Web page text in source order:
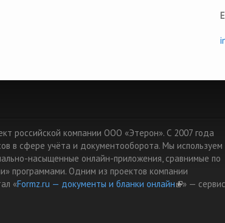
российской компании ООО «Этерон». С 2007 года
в сфере учёта и документооборота. Мы используем
насыщенные онлайн-приложения, сравнимые по
программами. Одним из проектов компании
«Formz.ru — документы и бланки онлайн(link is
» — cервис